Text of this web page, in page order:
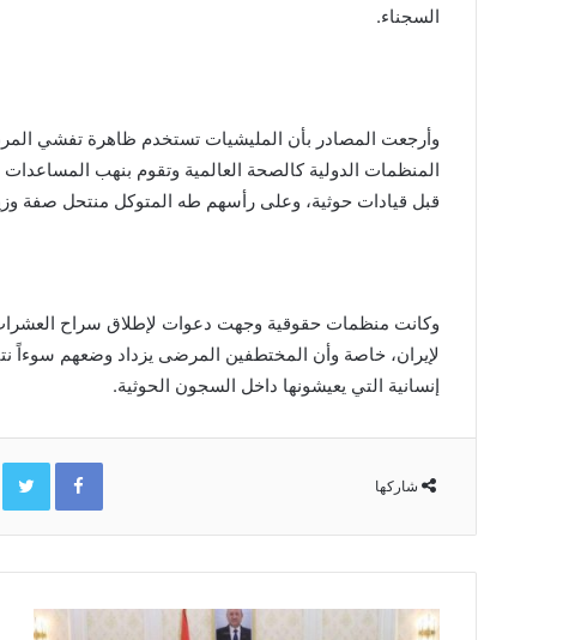
السجناء.
وأرجعت المصادر بأن المليشيات تستخدم ظاهرة تفشي
المنظمات الدولية كالصحة العالمية وتقوم بنهب
قبل قيادات حوثية، وعلى رأسهم طه المتوكل منتحل صفة
وكانت منظمات حقوقية وجهت دعوات لإطلاق سراح
لإيران، خاصة وأن المختطفين المرضى يزداد وضعهم سوءاً
إنسانية التي يعيشونها داخل السجون الحوثية.
شاركها